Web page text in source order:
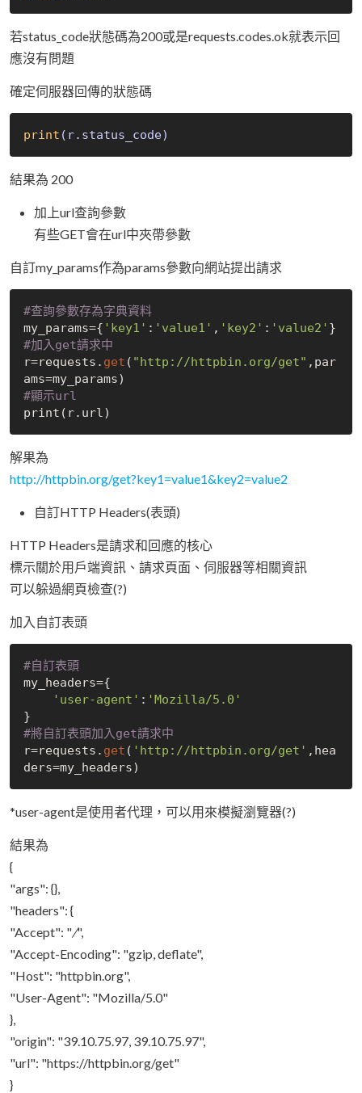
若status_code狀態碼為200或是requests.codes.ok就表示回
應沒有問題
確定伺服器回傳的狀態碼
print (r.status_code)
結果為 200
加上url查詢參數
有些GET會在url中夾帶參數
自訂my_params作為params參數向網站提出請求
#查詢參數存為字典資料
my_params={ 'key1' : 'value1' , 'key2' : 'value2'
#加入get請求中
r=requests. get ( "http://httpbin.org/get" ,par
#顯示url
解果為
http://httpbin.org/get?key1=value1&key2=value2
自訂HTTP Headers(表頭)
HTTP Headers是請求和回應的核心
標示關於用戶端資訊、請求頁面、伺服器等相關資訊
可以躲過網頁檢查(?)
加入自訂表頭
#自訂表頭
my_headers={
'user-agent' : 'Mozilla/5.0'
#將自訂表頭加入get請求中
r=requests. get ( 'http://httpbin.org/get' ,hea
*user-agent是使用者代理，可以用來模擬瀏覽器(?)
結果為
{
"args": {},
"headers": {
"Accept": "/",
"Accept-Encoding": "gzip, deflate",
"Host": "httpbin.org",
"User-Agent": "Mozilla/5.0"
},
"origin": "39.10.75.97, 39.10.75.97",
"url": "https://httpbin.org/get"
}